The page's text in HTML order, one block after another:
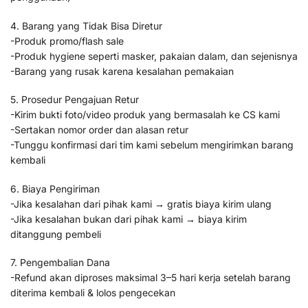
4. Barang yang Tidak Bisa Diretur
-Produk promo/flash sale
-Produk hygiene seperti masker, pakaian dalam, dan sejenisnya
-Barang yang rusak karena kesalahan pemakaian
5. Prosedur Pengajuan Retur
-Kirim bukti foto/video produk yang bermasalah ke CS kami
-Sertakan nomor order dan alasan retur
-Tunggu konfirmasi dari tim kami sebelum mengirimkan barang
kembali
6. Biaya Pengiriman
-Jika kesalahan dari pihak kami → gratis biaya kirim ulang
-Jika kesalahan bukan dari pihak kami → biaya kirim
ditanggung pembeli
7. Pengembalian Dana
-Refund akan diproses maksimal 3–5 hari kerja setelah barang
diterima kembali & lolos pengecekan